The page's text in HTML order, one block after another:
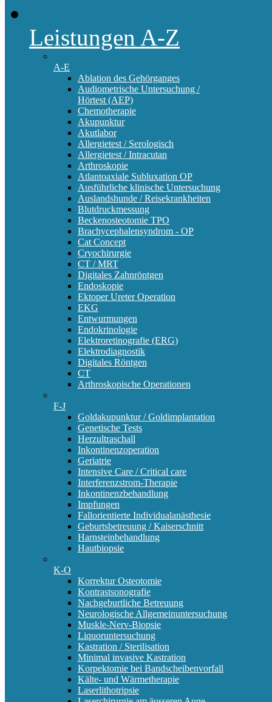
Leistungen A-Z
A-E
Ablation des Gehörganges
Audiometrische Untersuchung /
Hörtest (AEP)
Chemotherapie
Akupunktur
Akutlabor
Allergietest / Serologisch
Allergietest / Intracutan
Arthroskopie
Atlantoaxiale Subluxation OP
Ausführliche klinische Untersuchung
Auslandshunde / Reisekrankheiten
Blutdruckmessung
Beckenosteotomie TPO
Brachycephalensyndrom - OP
Cat Concept
Cryochirurgie
CT / MRT
Digitales Zahnröntgen
Endoskopie
Ektoper Ureter Operation
EKG
Entwurmungen
Endokrinologie
Elektroretinografie (ERG)
Elektrodiagnostik
Digitales Röntgen
CT
Arthroskopische Operationen
F-J
Goldakupunktur / Goldimplantation
Genetische Tests
Herzultraschall
Inkontinenzoperation
Geriatrie
Intensive Care / Critical care
Interferenzstrom-Therapie
Inkontinenzbehandlung
Impfungen
Fallorientierte Individualanästhesie
Geburtsbetreuung / Kaiserschnitt
Harnsteinbehandlung
Hautbiopsie
K-O
Korrektur Osteotomie
Kontrastsonografie
Nachgeburtliche Betreuung
Neurologische Allgemeinuntersuchung
Muskle-Nerv-Biopsie
Liquoruntersuchung
Kastration / Sterilisation
Minimal invasive Kastration
Korpektomie bei Bandscheibenvorfall
Kälte- und Wärmetherapie
Laserlithotripsie